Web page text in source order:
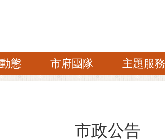
態 市府團隊 主題服務
市政公告